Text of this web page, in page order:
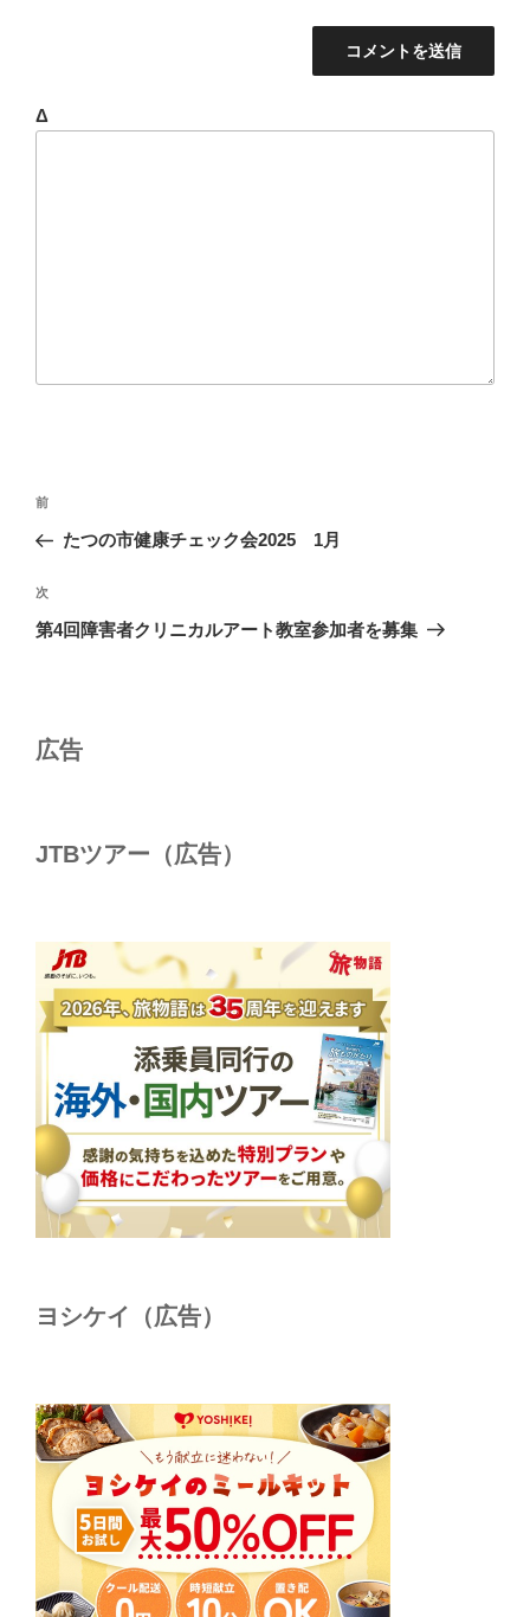
Δ
投
ナ
ビ
ゲ
ン
前
の
稿
前
たつの市健康チェック会2025 1月
次
の
次
第4回障害者クリニカルアート教室参加者を募集
広告
JTBツアー（広告）
ヨシケイ（広告）